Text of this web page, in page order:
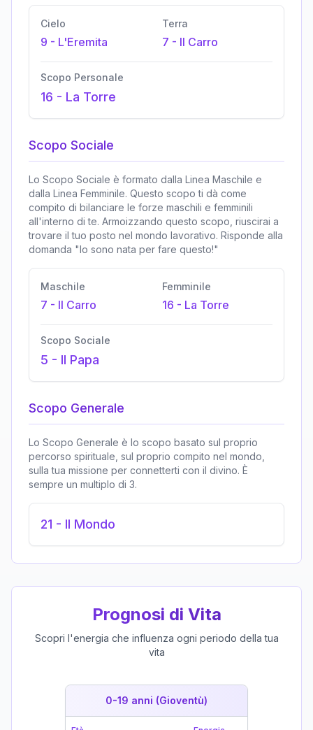
Cielo
9 - L'Eremita
Terra
7 - Il Carro
Scopo Personale
16 - La Torre
Scopo Sociale
Lo Scopo Sociale è formato dalla Linea Maschile e
dalla Linea Femminile. Questo scopo ti dà come
compito di bilanciare le forze maschili e femminili
all'interno di te. Armoizzando questo scopo, riuscirai a
trovare il tuo posto nel mondo lavorativo. Risponde alla
domanda "Io sono nata per fare questo!"
Maschile
7 - Il Carro
Femminile
16 - La Torre
Scopo Sociale
5 - Il Papa
Scopo Generale
Lo Scopo Generale è lo scopo basato sul proprio
percorso spirituale, sul proprio compito nel mondo,
sulla tua missione per connetterti con il divino. È
sempre un multiplo di 3.
21 - Il Mondo
Prognosi di Vita
Scopri l'energia che influenza ogni periodo della tua
vita
0-19 anni (Gioventù)